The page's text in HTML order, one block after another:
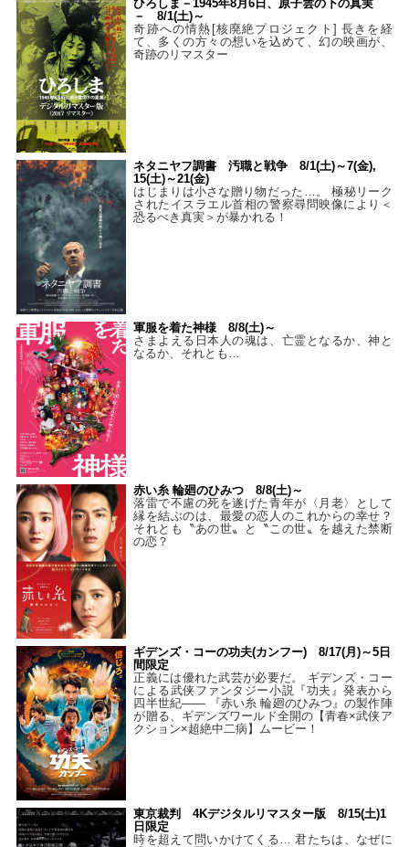
ひろしま－1945年8月6日、原子雲の下の真実
－ 8/1(土)～
奇跡への情熱[核廃絶プロジェクト] 長きを経
て、多くの方々の想いを込めて、幻の映画が、
奇跡のリマスター
ネタニヤフ調書 汚職と戦争 8/1(土)～7(金),
15(土)～21(金)
はじまりは小さな贈り物だった…。 極秘リーク
されたイスラエル首相の警察尋問映像により＜
恐るべき真実＞が暴かれる！
軍服を着た神様 8/8(土)～
さまよえる日本人の魂は、亡霊となるか、神と
なるか、それとも…
赤い糸 輪廻のひみつ 8/8(土)～
落雷で不慮の死を遂げた青年が〈月老〉として
縁を結ぶのは、最愛の恋人のこれからの幸せ？
それとも〝あの世〟と〝この世〟を越えた禁断
の恋？
ギデンズ・コーの功夫(カンフー) 8/17(月)～5日
間限定
正義には優れた武芸が必要だ。 ギデンズ・コー
による武侠ファンタジー小説『功夫』発表から
四半世紀―― 『赤い糸 輪廻のひみつ』の製作陣
が贈る、ギデンズワールド全開の【青春×武侠ア
クション×超絶中二病】ムービー！
東京裁判 4Kデジタルリマスター版 8/15(土)1
日限定
時を超えて問いかけてくる… 君たちは、なぜに